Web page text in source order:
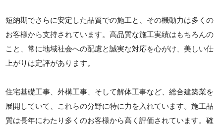
短納期でさらに安定した品質での施工と、その機動力は多くの
お客様から支持されています。高品質な施工実績はもちろんの
こと、常に地域社会への配慮と誠実な対応を心がけ、美しい仕
上がりは定評があります。
住宅基礎工事、外構工事、そして解体工事など、総合建築業を
展開していて、これらの分野に特に力を入れています。施工品
質は長年にわたり多くのお客様から高く評価されています。確